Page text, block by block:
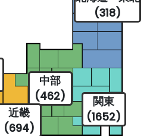
(318)
関東
(1652)
中部
(462)
近畿
(694)